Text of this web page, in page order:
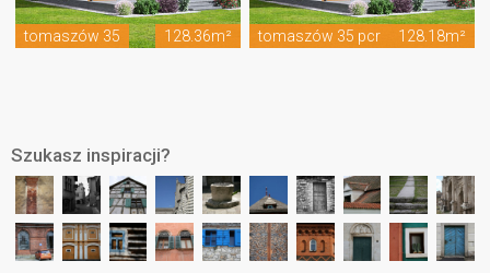
tomaszów 35 128.36m² tomaszów 35 pcr 128.18m²
Szukasz inspiracji?